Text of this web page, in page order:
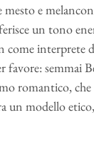
e
un tono
come interprete
favore: semmai
romantico,
un modello